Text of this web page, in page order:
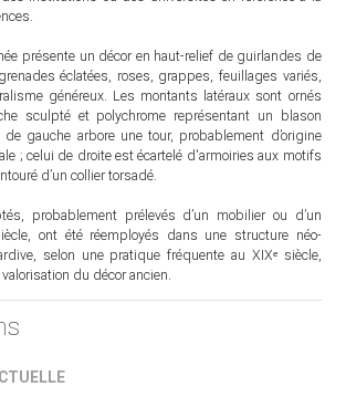
présente un décor en haut-relief de guirlandes de
éclatées, roses, grappes, feuillages variés,
généreux. Les montants latéraux sont ornés
sculpté et polychrome représentant un blason
gauche arbore une tour, probablement d’origine
; celui de droite est écartelé d'armoiries aux motifs
d’un collier torsadé.
probablement prélevés d’un mobilier ou d’un
ont été réemployés dans une structure néo-
selon une pratique fréquente au XIXᵉ siècle,
du décor ancien.